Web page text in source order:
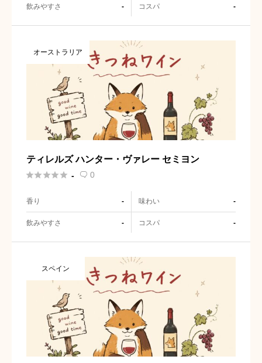
飲みやすさ - コスパ -
オーストラリア
ティレルズ ハンター・ヴァレー セミヨン
 -  0
香り - 味わい -
飲みやすさ - コスパ -
スペイン